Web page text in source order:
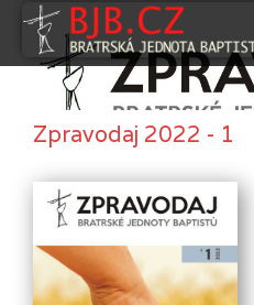
Zpravodaj 2022 - 1